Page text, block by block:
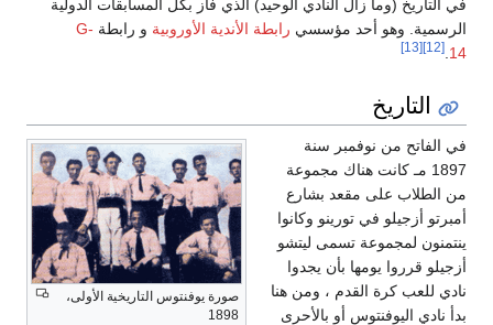
التاريخ (وما زال النادي الوحيد) الذي فاز بكل المسابقات الدولية
وهو أحد مؤسسيرابطة الأندية الأوروبيةو رابطة G-
التاريخ
صورة يوفنتوس التاريخية الأولى،
الفاتح من نوفمبر سنة
1897 مـ كانت هناك مجموعة
الطلاب على مقعد بشارع
أزجيلو في تورينو وكانوا
لمجموعة تسمى ليتشو
قرروا يومها بأن يجدوا
للعب كرة القدم ، ومن هنا
نادي اليوفنتوس أو بالأحرى